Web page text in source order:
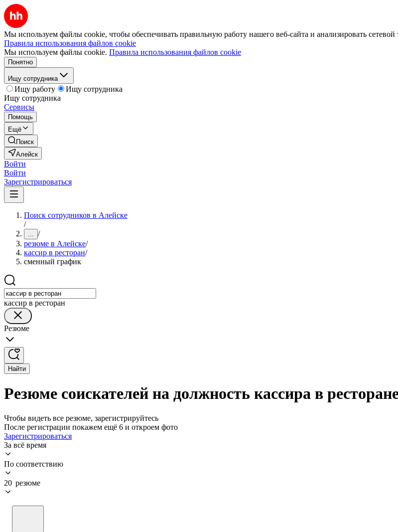
Мы используем файлы cookie, чтобы обеспечивать правильную работу нашего веб-сайта и анализировать сетевой
Правила использования файлов cookie
Мы используем файлы cookie. Правила использования файлов cookie
Понятно
Ищу сотрудника
Ищу работу
Ищу сотрудника
Ищу сотрудника
Сервисы
Помощь
Ещё
Поиск
Алейск
Войти
Войти
Зарегистрироваться
Поиск сотрудников в Алейске
/
... /
резюме в Алейске/
кассир в ресторан/
сменный график
кассир в ресторан
Резюме
Найти
Резюме соискателей на должность кассира в
Чтобы видеть все резюме, зарегистрируйтесь
После регистрации покажем ещё 6 и откроем фото
Зарегистрироваться
За всё время
По соответствию
20 резюме